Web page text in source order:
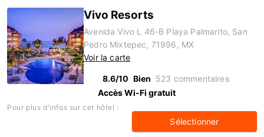
Vivo Resorts
Avenida Vivo L 46-B Playa Palmarito, San
Pedro Mixtepec, 71996, MX
Voir la carte
8.6/10 Bien 523 commentaires
Accès Wi-Fi gratuit
Pour plus d'infos sur cet hôtel :
Sélectionner